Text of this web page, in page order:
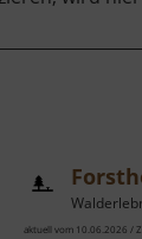
aktuell vom 10.06.2026 /